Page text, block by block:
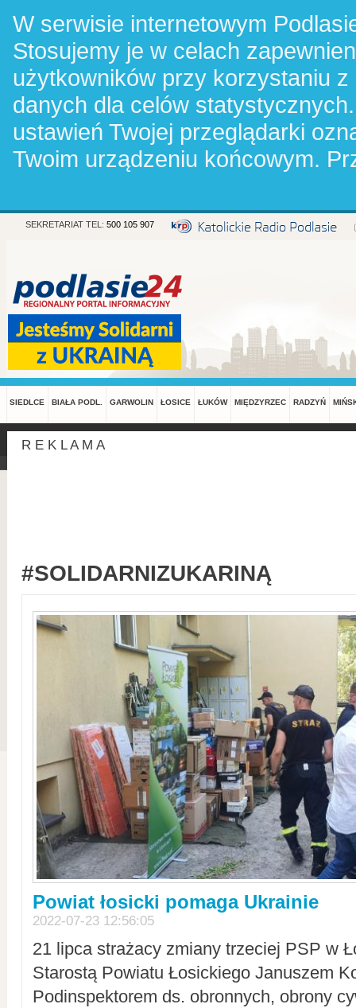
W serwisie internetowym
Stosujemy je w celach
użytkowników przy korzystaniu
danych dla celów
ustawień Twojej przeglądarki
Twoim urządzeniu końcowym.
SEKRETARIAT TEL: 500 105 907
SIEDLCE BIAŁA PODL. GARWOLIN ŁOSICE ŁUKÓW MIĘDZYRZEC RADZYŃ
R E K L A M A
#SOLIDARNIZUKARINĄ
Powiat łosicki pomaga Ukrainie
2022-07-23 12:56:05
21 lipca strażacy zmiany trzeciej PSP w
Starostą Powiatu Łosickiego Januszem
Podinspektorem ds. obronnych, obrony